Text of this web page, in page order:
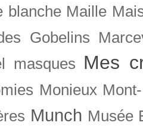
blanche Maille
Gobelins
masques Mes
Monieux
Munch Musée